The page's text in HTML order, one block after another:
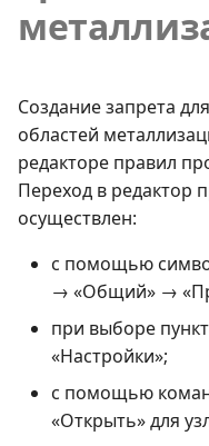
Создание запрета
областей
редакторе правил
Переход в редактор
осуществлен:
с помощью
→ «Общий» →
при выборе
«Настройки»;
с помощью
«Открыть» для